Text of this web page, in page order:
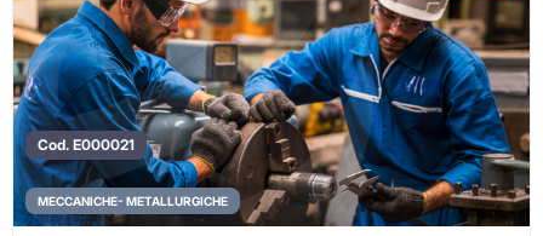
Cod. E000021
MECCANICHE- METALLURGICHE